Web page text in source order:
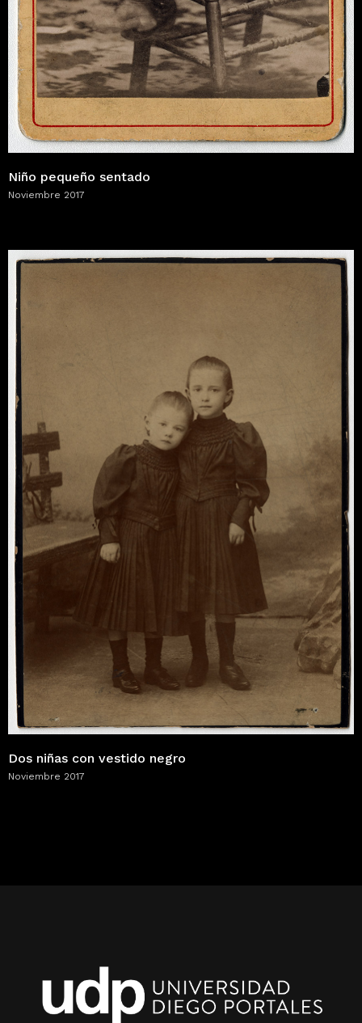
Niño pequeño sentado
Noviembre 2017
Dos niñas con vestido negro
Noviembre 2017